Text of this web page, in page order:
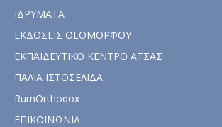
ΙΔΡΥΜΑΤΑ
ΕΚΔΟΣΕΙΣ ΘΕΟΜΟΡΦΟΥ
ΕΚΠΑΙΔΕΥΤΙΚΟ ΚΕΝΤΡΟ ΑΤΣΑΣ
ΠΑΛΙΑ ΙΣΤΟΣΕΛΙΔΑ
RumOrthodox
ΕΠΙΚΟΙΝΩΝΙΑ